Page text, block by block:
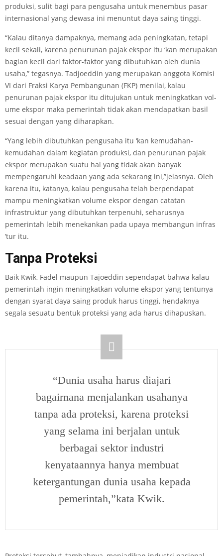
produksi, sulit bagi para pengusaha untuk menembus pasar
internasional yang dewasa ini menuntut daya saing tinggi.
“Kalau ditanya dampaknya, memang ada peningkatan, tetapi
kecil sekali, karena penurunan pajak ekspor itu ‘kan merupakan
bagian kecil dari faktor-faktor yang dibutuhkan oleh dunia
usaha,” tegasnya. Tadjoeddin yang merupakan anggota Komisi
VI dari Fraksi Karya Pembangunan (FKP) menilai, kalau
penurunan pajak ekspor itu ditujukan untuk meningkatkan vol­
ume ekspor maka pemerintah tidak akan mendapatkan basil
sesuai dengan yang diharapkan.
“Yang lebih dibutuhkan pengusaha itu ‘kan kemudahan-
kemudahan dalam kegiatan produksi, dan penurunan pajak
ekspor merupakan suatu hal yang tidak akan banyak
mempengaruhi keadaan yang ada sekarang ini,”jelasnya. Oleh
karena itu, katanya, kalau pengusaha telah berpendapat
mampu meningkatkan volume ekspor dengan catatan
infrastruktur yang dibutuhkan terpenuhi, seharusnya
pemerintah lebih menekankan pada upaya membangun infras
‘tur itu.
Tanpa Proteksi
Baik Kwik, Fadel maupun Tajoeddin sependapat bahwa kalau
pemerintah ingin meningkatkan volume ekspor yang tentunya
dengan syarat daya saing produk harus tinggi, hendaknya
segala sesuatu bentuk proteksi yang ada harus dihapuskan.
“Dunia usaha harus diajari
bagairnana menjalankan usahanya
tanpa ada proteksi, karena proteksi
yang selama ini berjalan untuk
berbagai sektor industri
kenyataannya hanya membuat
ketergantungan dunia usaha kepada
pemerintah,”kata Kwik.